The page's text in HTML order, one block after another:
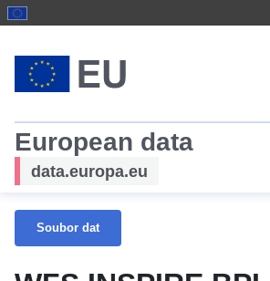
European data
data.europa.eu
Soubor dat